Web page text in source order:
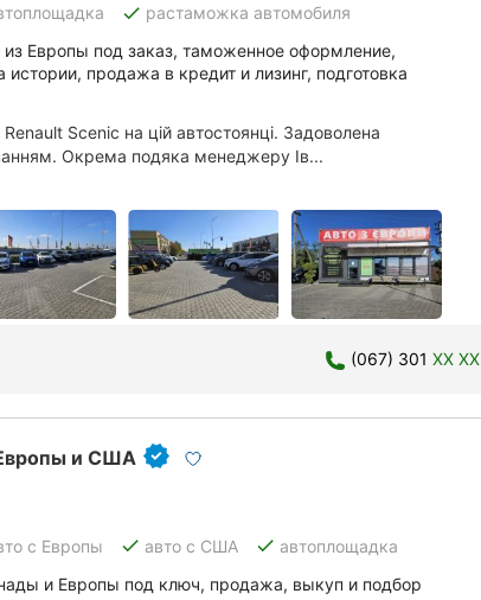
done растаможка автомобиля
из Европы под заказ, таможенное оформление,
продажа в кредит и лизинг, подготовка
Scenic на цій автостоянці. Задоволена
Окрема подяка менеджеру Ів...
(067) 301 XX XX
и США
с Европы done авто с США done автоплощадка
и Европы под ключ, продажа, выкуп и подбор